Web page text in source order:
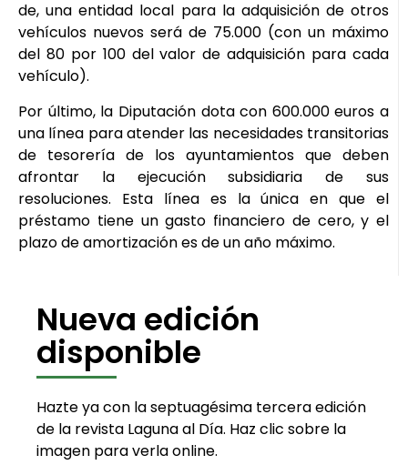
de, una entidad local para la adquisición de otros
vehículos nuevos será de 75.000 (con un máximo
del 80 por 100 del valor de adquisición para cada
vehículo).
Por último, la Diputación dota con 600.000 euros a
una línea para atender las necesidades transitorias
de tesorería de los ayuntamientos que deben
afrontar la ejecución subsidiaria de sus
resoluciones. Esta línea es la única en que el
préstamo tiene un gasto financiero de cero, y el
plazo de amortización es de un año máximo.
Nueva edición
disponible
Hazte ya con la septuagésima tercera edición
de la revista Laguna al Día. Haz clic sobre la
imagen para verla online.